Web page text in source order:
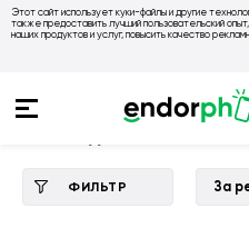
Этот сайт использует куки-файлы и другие
также предоставить лучший пользовательский
наших продуктов и услуг, повысить качество
💙 Чехлы
ФИЛЬТР За